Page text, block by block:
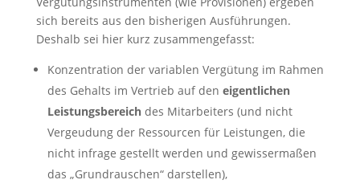
sich bereits aus den bisherigen Ausführungen.
Deshalb sei hier kurz zusammengefasst:
Konzentration der variablen Vergütung im Rahmen
des Gehalts im Vertrieb auf den eigentlichen
Leistungsbereichdes Mitarbeiters (und nicht
Vergeudung der Ressourcen für Leistungen, die
nicht infrage gestellt werden und gewissermaßen
das „Grundrauschen“ darstellen),